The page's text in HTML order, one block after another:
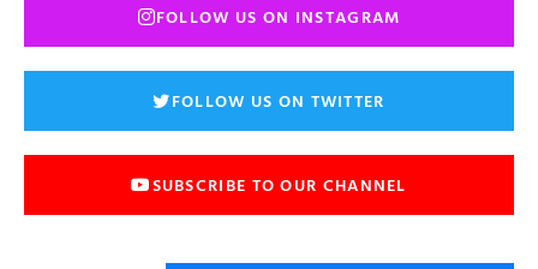
FOLLOW US ON INSTAGRAM
FOLLOW US ON TWITTER
SUBSCRIBE TO OUR CHANNEL